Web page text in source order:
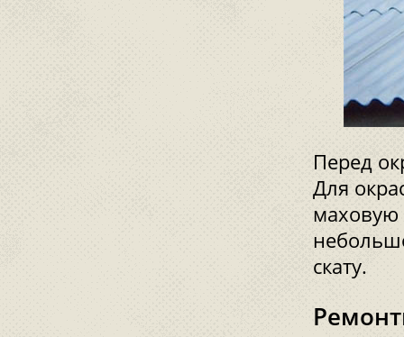
Перед
Для
маховую
скату.